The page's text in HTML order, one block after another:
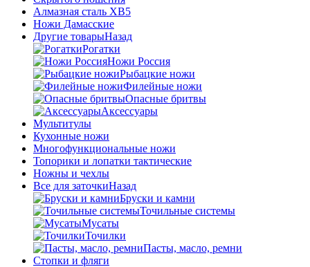
Алмазная сталь ХВ5
Ножи Дамасские
Другие товарыНазад
Рогатки
Ножи Россия
Рыбацкие ножи
Филейные ножи
Опасные бритвы
Аксессуары
Мультитулы
Кухонные ножи
Многофункциональные ножи
Топорики и лопатки тактические
Ножны и чехлы
Все для заточкиНазад
Бруски и камни
Точильные системы
Мусаты
Точилки
Пасты, масло, ремни
Стопки и фляги